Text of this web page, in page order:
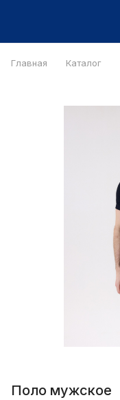
Главная Каталог
Поло мужское